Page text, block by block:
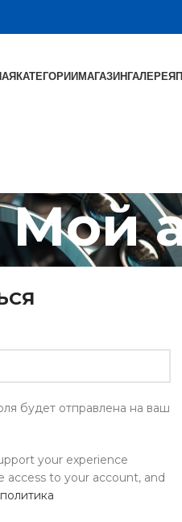
КАТЕГОРИИМАГАЗИНГАЛЕРЕЯ
Мой
будет отправлена ​​на ваш
your experience
to your account, and
политика